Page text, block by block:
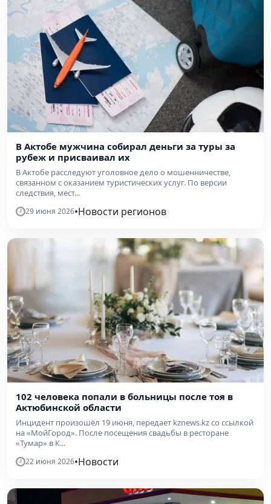
В Актобе мужчина собирал деньги за туры за
рубеж и присваивал их
В Актобе расследуют уголовное дело о мошенничестве,
связанном с оказанием туристических услуг. По версии
следствия, мест...
29 июня 2026•Новости регионов
102 человека попали в больницы после тоя в
Актюбинской области
Инцидент произошёл 19 июня, передает kznews.kz со ссылкой
на «МойГород». После посещения свадьбы в ресторане
«Тумар» в К...
22 июня 2026•Новости